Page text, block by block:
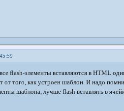
flash-элементы вставляются в HTML
от того, как устроен шаблон. И надо
шаблона, лучше flash вставлять в